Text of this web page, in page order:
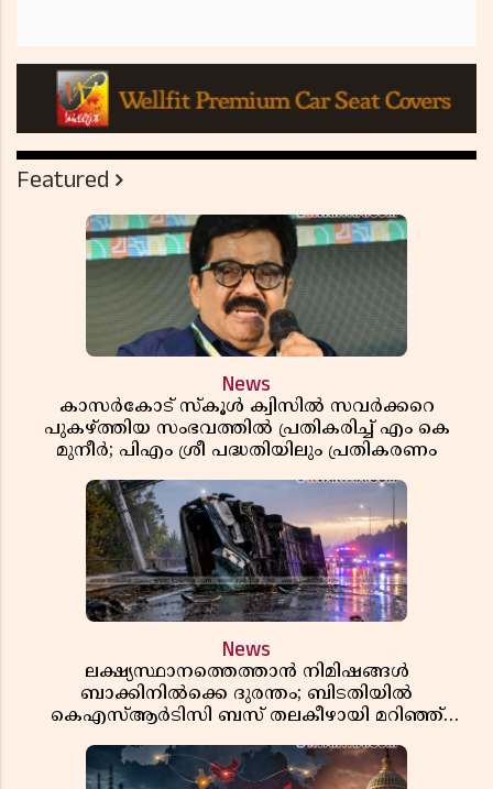
Featured
News
കാസർകോട് സ്കൂൾ ക്വിസിൽ സവർക്കറെ
പുകഴ്ത്തിയ സംഭവത്തിൽ പ്രതികരിച്ച് എം കെ
മുനീർ; പിഎം ശ്രീ പദ്ധതിയിലും പ്രതികരണം
News
ലക്ഷ്യസ്ഥാനത്തെത്താൻ നിമിഷങ്ങൾ
ബാക്കിനിൽക്കെ ദുരന്തം; ബിടതിയിൽ
കെഎസ്ആർടിസി ബസ് തലകീഴായി മറിഞ്ഞ്